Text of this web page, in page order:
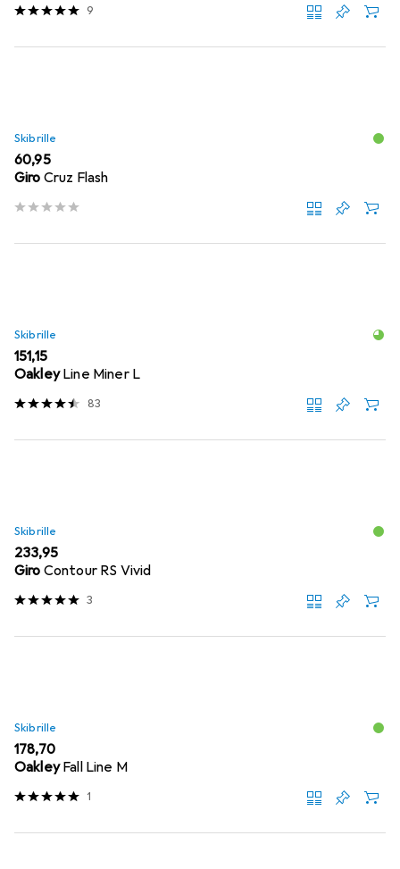
9
Skibrille
EUR
60,95
Giro Cruz Flash
Skibrille
EUR
151,15
Oakley Line Miner L
83
Skibrille
EUR
233,95
Giro Contour RS Vivid
3
Skibrille
EUR
178,70
Oakley Fall Line M
1